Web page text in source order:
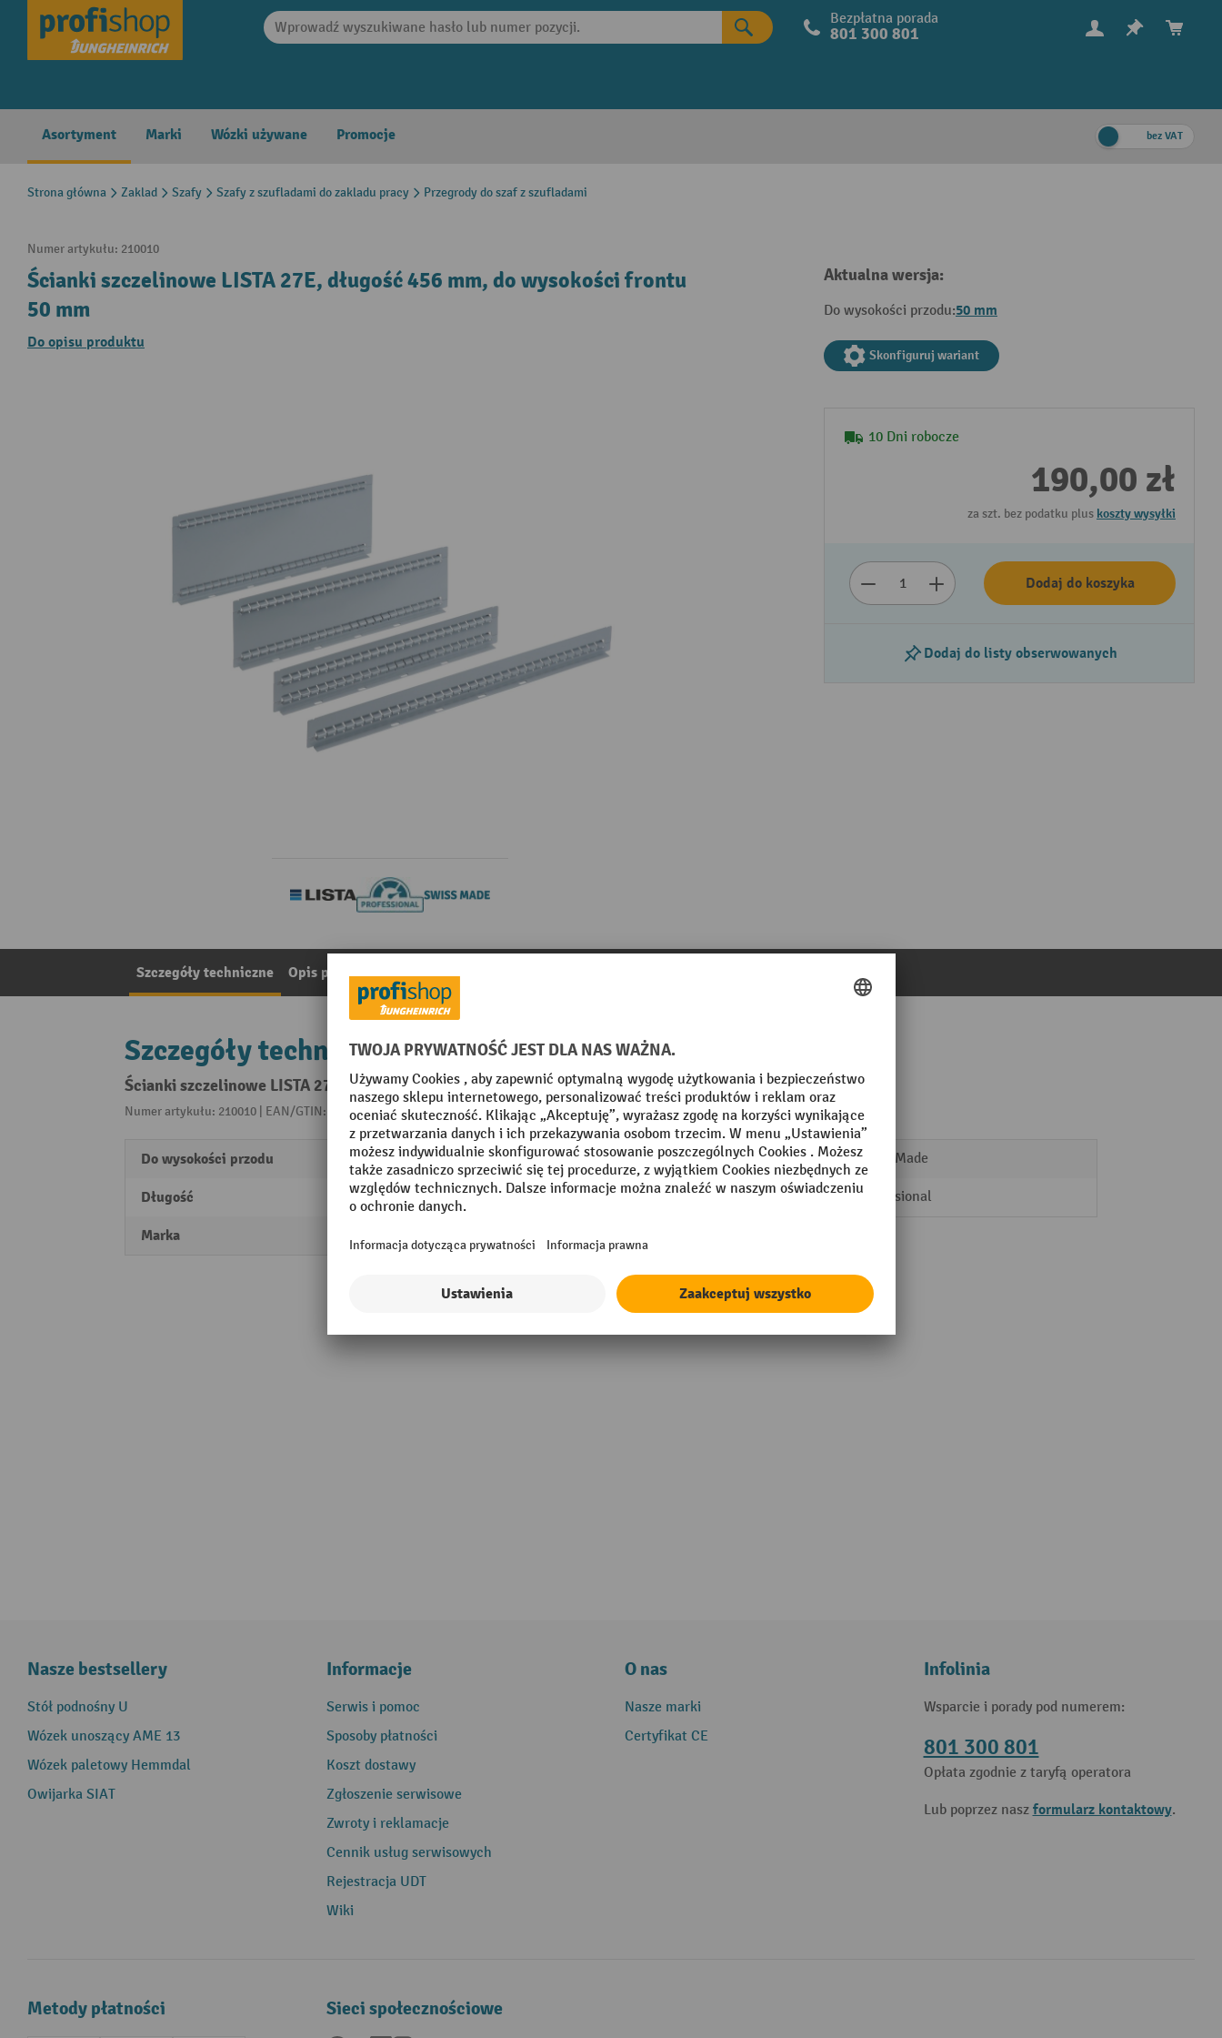
Skip to main navigation Bezpłatna porada
801 300 801
Asortyment Marki Wózki używane Promocje bez VAT
Strona główna Zaklad Szafy Szafy z szufladami do zakladu pracy Przegrody do szaf z szufladami
Numer artykułu: 210010
Ścianki szczelinowe LISTA 27E, długość 456 mm, do wysokości frontu
50 mm
Do opisu produktu
Aktualna wersja:
Do wysokości przodu:50 mm
Skonfiguruj wariant
10 Dni robocze
190,00 zł
za szt. bez podatku plus koszty wysyłki
Dodaj do koszyka
Dodaj do listy obserwowanych
Szczegóły techniczne Opis produktu Materiały informacyjne
Szczegóły techniczne
Ścianki szczelinowe LISTA 27E, długość 456 mm, do wysokości frontu 50 mm
Numer artykułu: 210010 | EAN/GTIN: 7612269054378Z kategorii:Przegrody do szaf z szufladami
Do wysokości przodu 50 mm
Długość 456
Marka
Miejsce produkcji Swiss Made
Segment Professional
Nasze bestsellery
Stół podnośny U
Wózek unoszący AME 13
Wózek paletowy Hemmdal
Owijarka SIAT
Informacje
Serwis i pomoc
Sposoby płatności
Koszt dostawy
Zgłoszenie serwisowe
Zwroty i reklamacje
Cennik usług serwisowych
Rejestracja UDT
Wiki
O nas
Nasze marki
Certyfikat CE
Infolinia
Wsparcie i porady pod numerem:
801 300 801
Opłata zgodnie z taryfą operatora
Lub poprzez nasz formularz kontaktowy.
Metody płatności Sieci społecznościowe